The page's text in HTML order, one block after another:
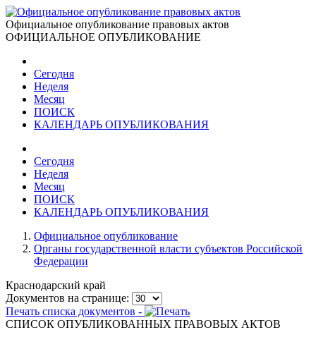
Официальное опубликование правовых актов
ОФИЦИАЛЬНОЕ ОПУБЛИКОВАНИЕ
Сегодня
Неделя
Месяц
ПОИСК
КАЛЕНДАРЬ ОПУБЛИКОВАНИЯ
Сегодня
Неделя
Месяц
ПОИСК
КАЛЕНДАРЬ ОПУБЛИКОВАНИЯ
Официальное опубликование
Органы государственной власти субъектов Российской
Федерации
Краснодарский край
Документов на странице:
Печать списка документов -
СПИСОК ОПУБЛИКОВАННЫХ ПРАВОВЫХ АКТОВ